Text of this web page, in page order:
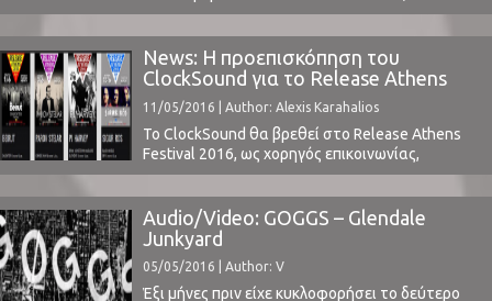
φεστιβάλ που τόλμησε να φέρει πολλά και
μεγάλα ονόματα της παγκόσμιας μουσικής
σκηνής, γεμίζοντας ουσιαστικά την κάθε του
μέρα.(Διαβάστε εδώ την πρόσφατη αναλυτική
μας προεπισκόπηση)Την Τετάρτη λοιπόν,
1η Ιουνίου στην Πλατεία Νερού στο Φάληρο, το
πρόγραμμα εμφάνισης των καλλιτεχνών ...
News: Η προεπισκόπηση του
ClockSound για το Release Athens
Festival 2016
11/05/2016 | Author: Alexis Karahalios
Το ClockSound θα βρεθεί στο Release Athens
Festival 2016, ως χορηγός επικοινωνίας,
καλύπτοντας τα live κάθε ημέρας και
μεταφέροντας το συνολικό κλίμα του
φεστιβάλ, αλλά και της κάθε μπάντας
χωριστά.Το Release Athens κατάφερε από την
πρώτη του έκδοση να ταράξει τα ύδατα των
εγχώριων φεστιβάλ, αποτελώντας αναμφίβολα
το talk of ...
Audio/Video: GOGGS – Glendale
Junkyard
05/05/2016 | Author: V
Έξι μήνες πριν είχε κυκλοφορήσει το δεύτερο